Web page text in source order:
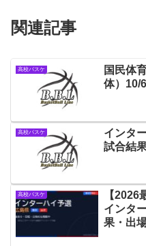
関連記事
高校バスケ
国民体
体）10/
高校バスケ
インタ
試合結果
高校バスケ
【2026
インタ
果・出